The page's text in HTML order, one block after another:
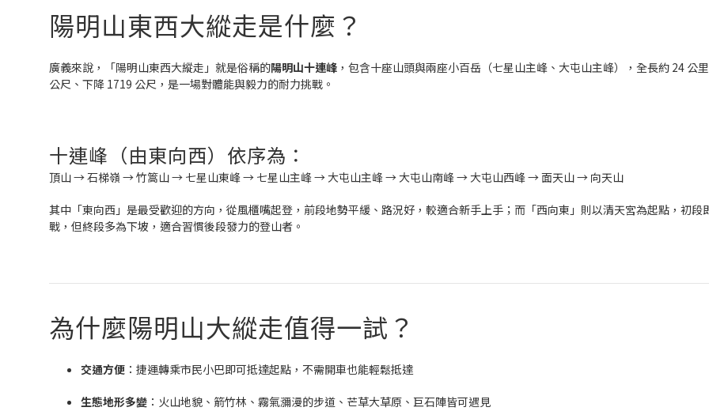
陽明山東西大縱走是什麼？
廣義來說，「陽明山東西大縱走」就是俗稱的陽明山十連峰 ，包含十座山頭與兩座小百岳（七星山主峰、大屯山主峰），全長約 24 公
公尺、下降 1719 公尺，是一場對體能與毅力的耐力挑戰。
十連峰（由東向西）依序為：
頂山 → 石梯嶺 → 竹篙山 → 七星山東峰 → 七星山主峰 → 大屯山主峰 → 大屯山南峰 → 大屯山西峰 → 面天山 → 向天山
其中「東向西」是最受歡迎的方向，從風櫃嘴起登，前段地勢平緩、路況好，較適合新手上手；而「西向東」則以清天宮為起點，初段
戰，但終段多為下坡，適合習慣後段發力的登山者。
為什麼陽明山大縱走值得一試？
交通方便 ：捷運轉乘市民小巴即可抵達起點，不需開車也能輕鬆抵達
生態地形多變 ：火山地貌、箭竹林、霧氣瀰漫的步道、芒草大草原、巨石陣皆可遇見